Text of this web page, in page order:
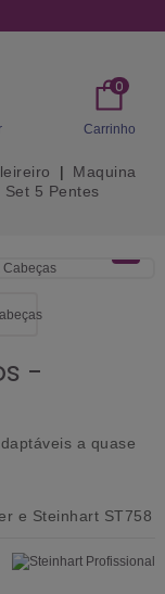
0
Carrinho
Maquina
Set 5 Pentes
-
a quase
e Steinhart ST758